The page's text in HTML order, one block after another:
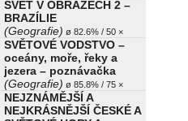
SVĚT V OBRAZECH 2 –
BRAZÍLIE
(Geografie) ø 82.6% / 50 ×
SVĚTOVÉ VODSTVO –
oceány, moře, řeky a
jezera – poznávačka
(Geografie) ø 85.8% / 75 ×
NEJZNÁMĚJŠÍ A
NEJKRÁSNĚJŠÍ ČESKÉ A